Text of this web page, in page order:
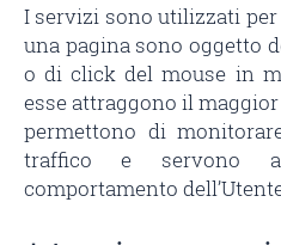
I servizi sono utilizzati
una pagina sono oggetto
o di click del mouse in
esse attraggono il
permettono di
traffico e servono
comportamento